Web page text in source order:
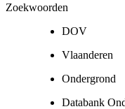
Zoekwoorden
DOV
Vlaanderen
Ondergrond
Databank